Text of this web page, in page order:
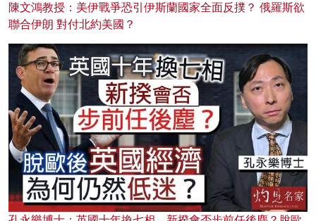
陳文鴻教授：美伊戰爭恐引伊斯蘭國家全面反撲？ 俄羅斯欲
聯合伊朗 對付北約美國？